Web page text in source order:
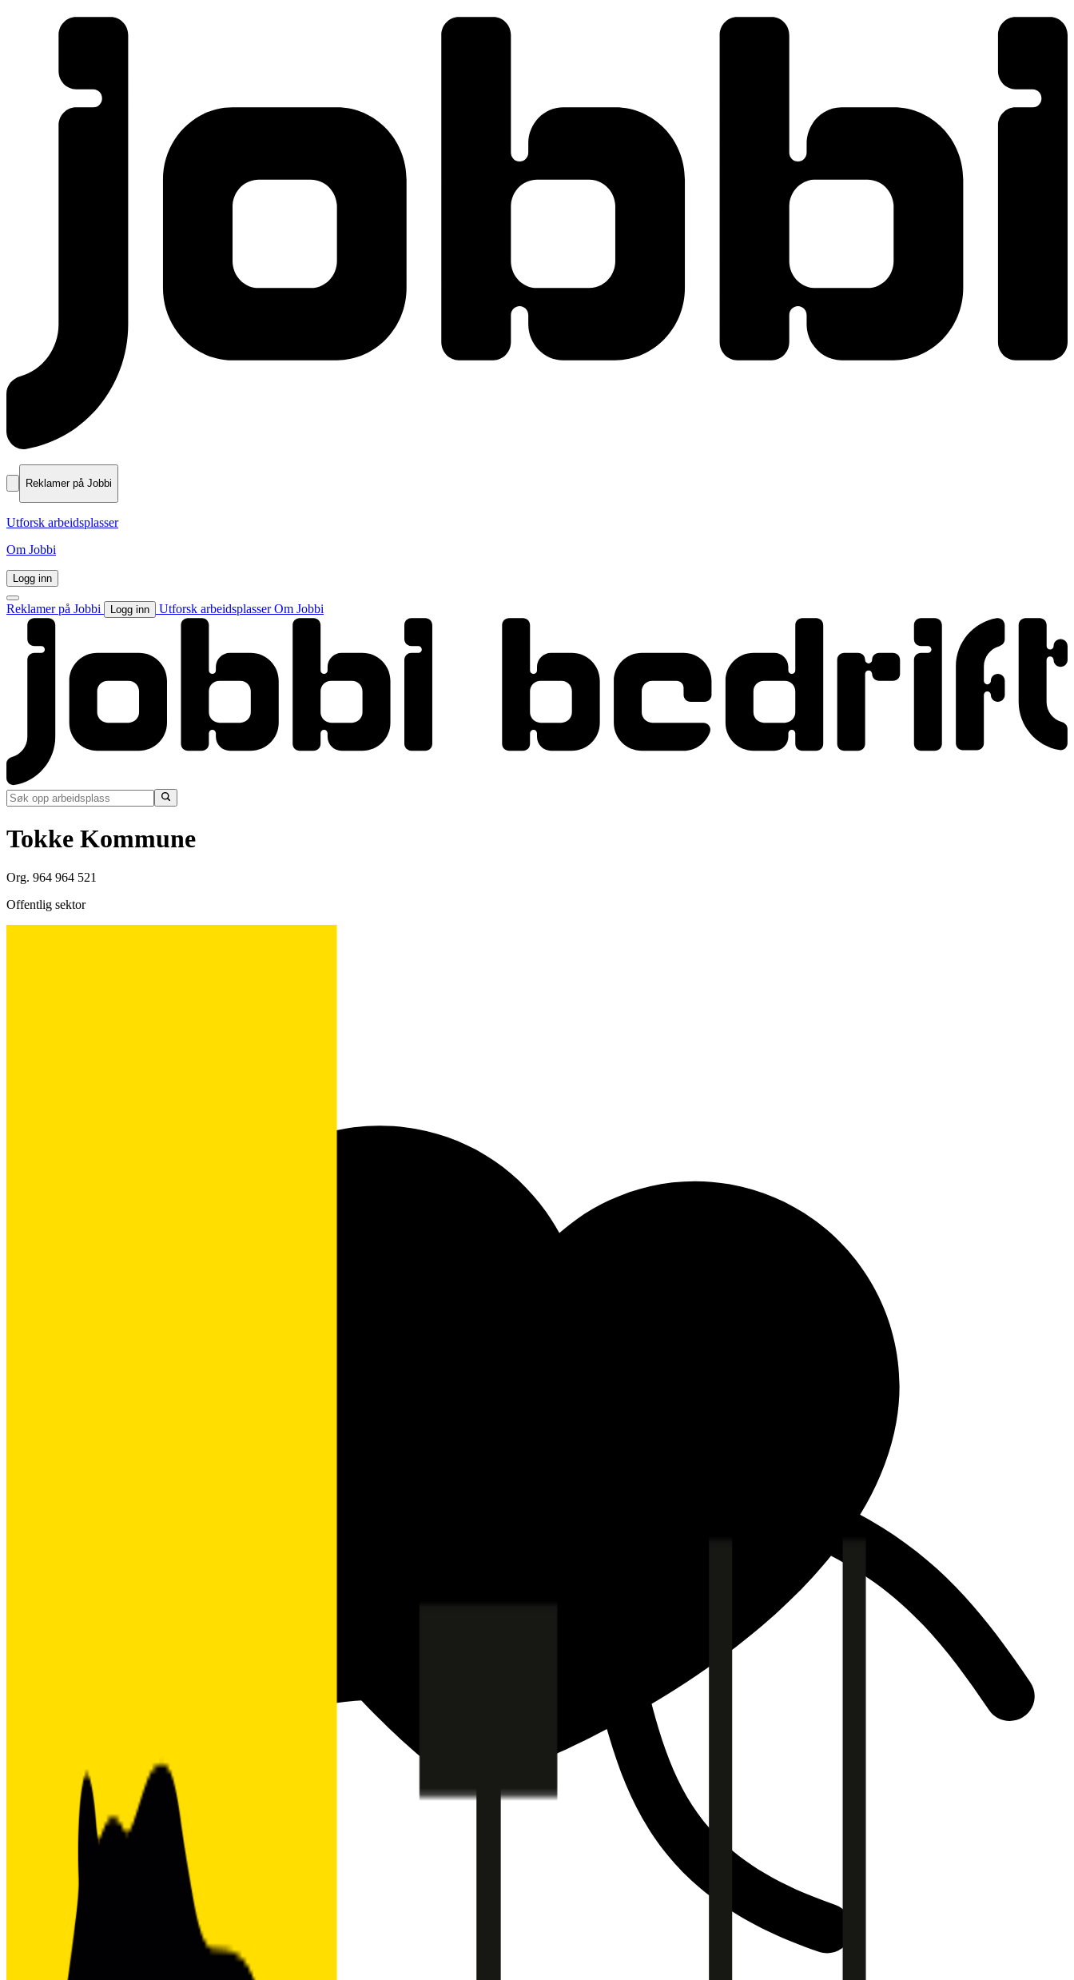
Reklamer på Jobbi
Utforsk arbeidsplasser
Om Jobbi
Logg inn
Reklamer på Jobbi Logg inn Utforsk arbeidsplasserOm Jobbi
Tokke Kommune
Org. 964 964 521
Offentlig sektor